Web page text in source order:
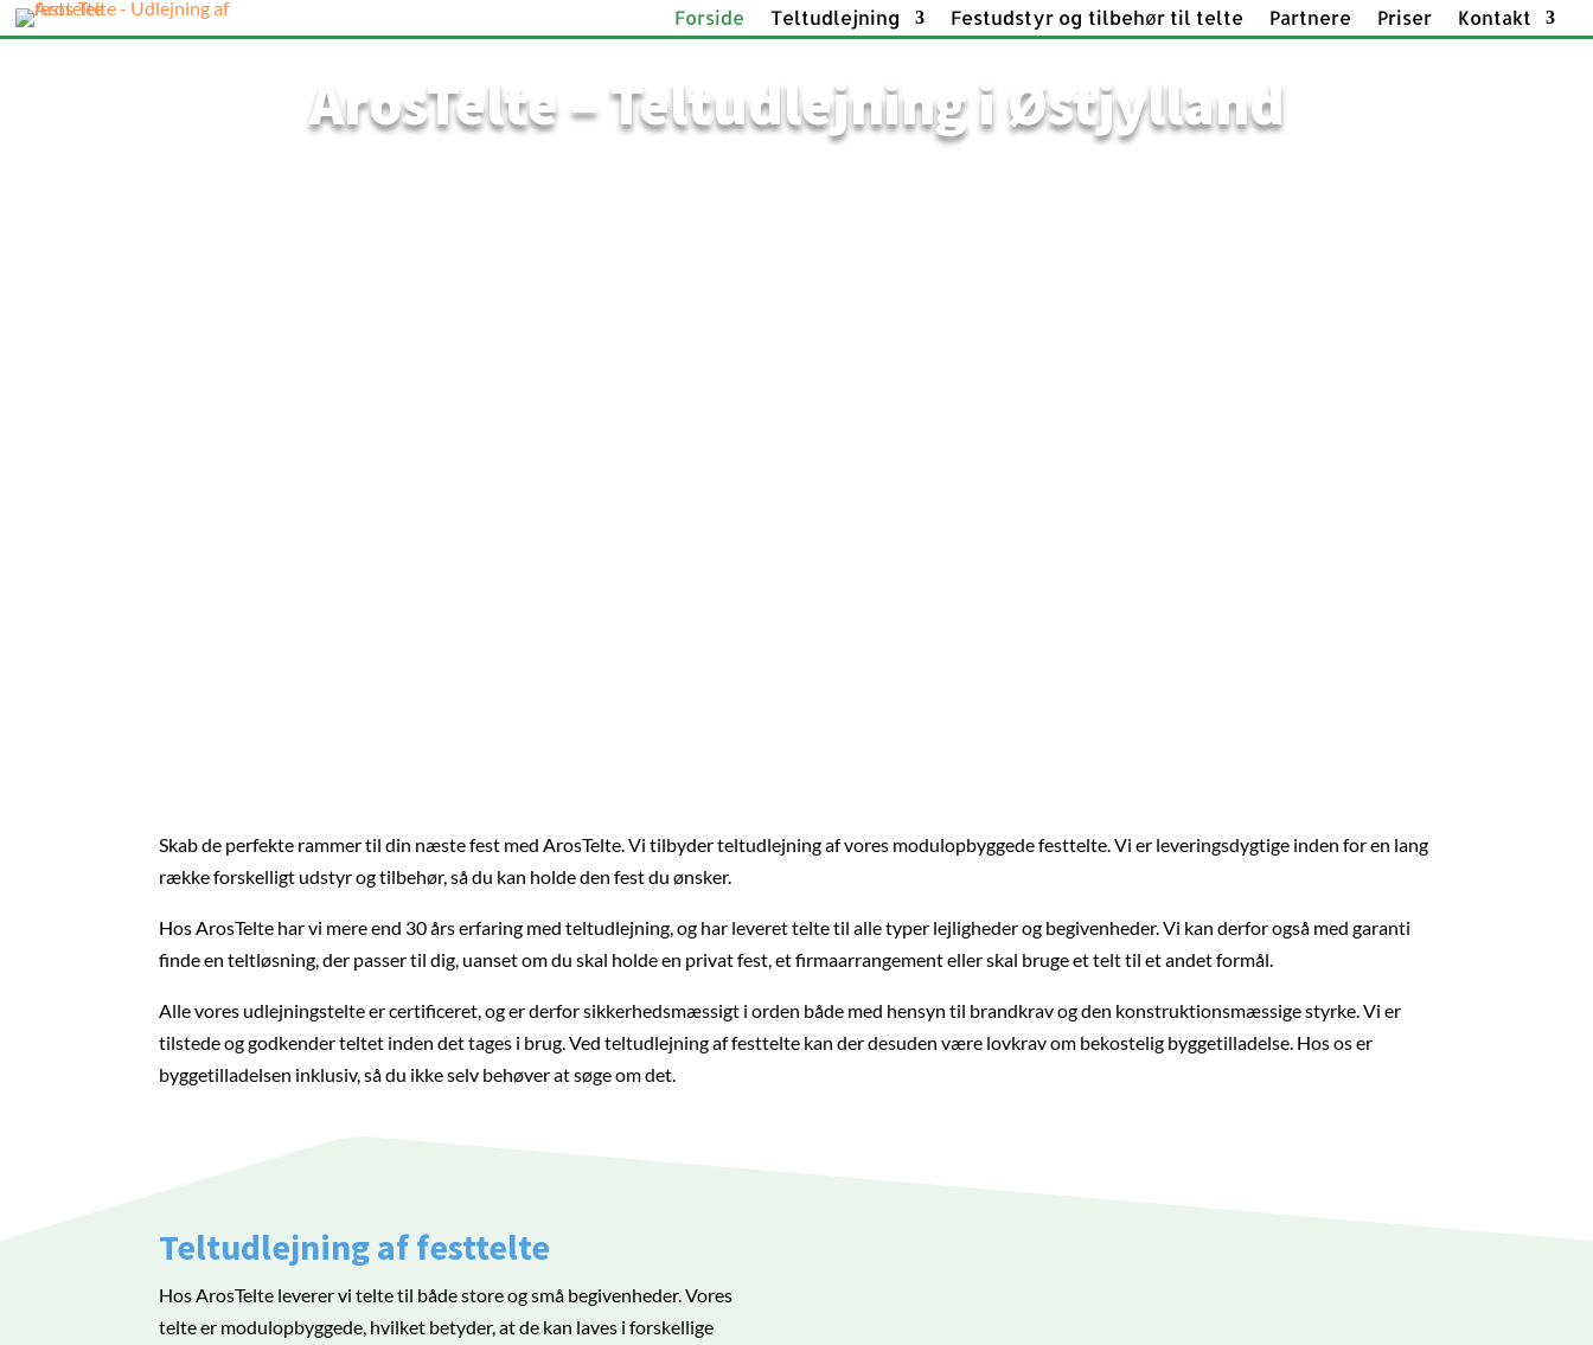
Forside Teltudlejning Festudstyr og tilbehør til telte Partnere Priser Kontakt
ArosTelte – Teltudlejning i Østjylland
Skab de perfekte rammer til din næste fest med ArosTelte. Vi tilbyder teltudlejning af vores modulopbyggede festtelte. Vi er leveringsdygtige inden for en lang
række forskelligt udstyr og tilbehør, så du kan holde den fest du ønsker.
Hos ArosTelte har vi mere end 30 års erfaring med teltudlejning, og har leveret telte til alle typer lejligheder og begivenheder. Vi kan derfor også med garanti
finde en teltløsning, der passer til dig, uanset om du skal holde en privat fest, et firmaarrangement eller skal bruge et telt til et andet formål.
Alle vores udlejningstelte er certificeret, og er derfor sikkerhedsmæssigt i orden både med hensyn til brandkrav og den konstruktionsmæssige styrke. Vi er
tilstede og godkender teltet inden det tages i brug. Ved teltudlejning af festtelte kan der desuden være lovkrav om bekostelig byggetilladelse. Hos os er
byggetilladelsen inklusiv, så du ikke selv behøver at søge om det.
Teltudlejning af festtelte
Hos ArosTelte leverer vi telte til både store og små begivenheder. Vores
telte er modulopbyggede, hvilket betyder, at de kan laves i forskellige